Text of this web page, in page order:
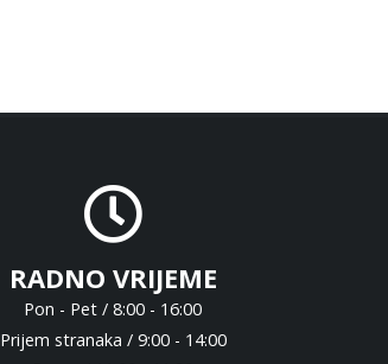
RADNO VRIJEME
Pon - Pet / 8:00 - 16:00
Prijem stranaka / 9:00 - 14:00